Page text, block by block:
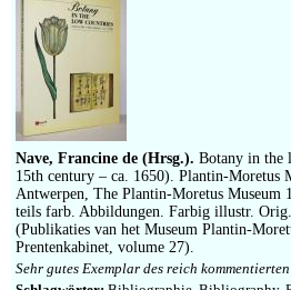
Nave, Francine de (Hrsg.). Botany in the
15th century – ca. 1650). Plantin-Moretus
Antwerpen, The Plantin-Moretus Museum
teils farb. Abbildungen. Farbig illustr.
(Publikaties van het Museum Plantin-
Prentenkabinet, volume 27).
Sehr gutes Exemplar des reich